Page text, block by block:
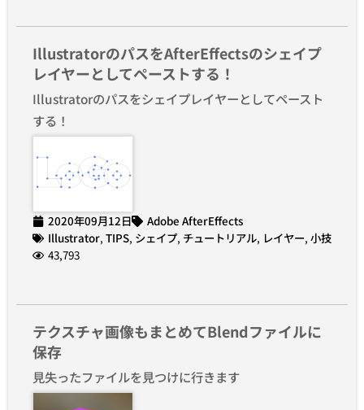
IllustratorのパスをAfterEffectsのシェイプ
レイヤーとしてペーストする！
Illustratorのパスをシェイプレイヤーとしてペースト
する！
2020年09月12日
Adobe AfterEffects
Illustrator, TIPS, シェイプ, チュートリアル, レイヤー, 小技
43,793
テクスチャ画像もまとめてBlendファイルに
保存
見失ったファイルを見つけに行きます